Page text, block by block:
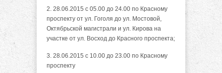
2. 28.06.2015 с 05.00 до 24.00 по Красному
проспекту от ул. Гоголя до ул. Мостовой,
Октябрьской магистрали и ул. Кирова на
участке от ул. Восход до Красного проспекта;
3. 28.06.2015 с 10.00 до 23.00 по Красному
проспекту